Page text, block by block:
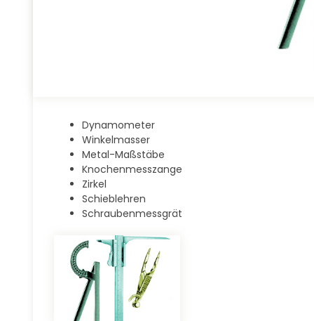
Dynamometer
Winkelmasser
Metal-Maßstäbe
Knochenmesszange
Zirkel
Schieblehren
Schraubenmessgrät